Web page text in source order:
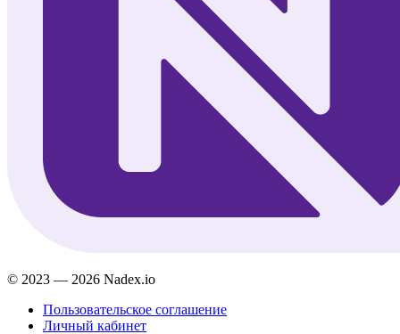
© 2023 — 2026 Nadex.io
Пользовательское соглашение
Личный кабинет